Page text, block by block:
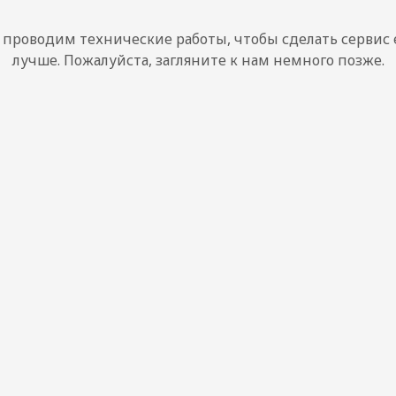
технические работы, чтобы сделать сервис
лучше. Пожалуйста, загляните к нам немного позже.